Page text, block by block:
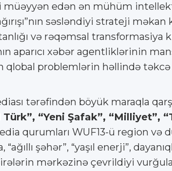
müəyyən edən ən mühüm
səsləndiyi strateji
və rəqəmsal
aparıcı xəbər agentliklərinin
qlobal problemlərin həllində
tərəfindən böyük maraqla
“Yeni Şafak”, “Milliyet”,
qurumları WUF13-ü region
şəhər”, “yaşıl enerji”,
mərkəzinə çevrildiyi